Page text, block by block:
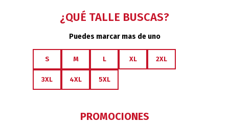
¿QUÉ TALLE BUSCAS?
Puedes marcar mas de uno
S M L XL 2XL
3XL 4XL 5XL
PROMOCIONES